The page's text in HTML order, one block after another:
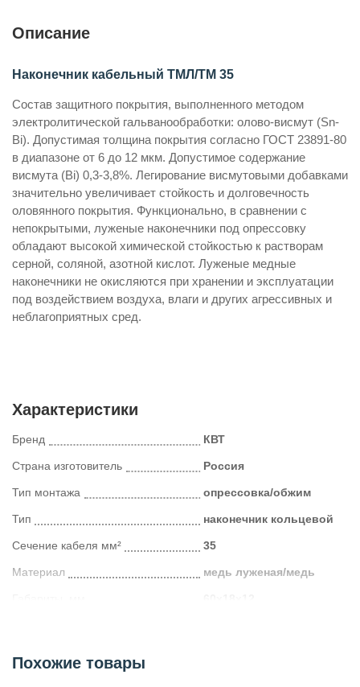
Описание
Наконечник кабельный ТМЛ/ТМ 35
Состав защитного покрытия, выполненного методом
электролитической гальванообработки: олово-висмут (Sn-
Bi). Допустимая толщина покрытия согласно ГОСТ 23891-80
в диапазоне от 6 до 12 мкм. Допустимое содержание
висмута (Bi) 0,3-3,8%. Легирование висмутовыми добавками
значительно увеличивает стойкость и долговечность
оловянного покрытия. Функционально, в сравнении с
непокрытыми, луженые наконечники под опрессовку
обладают высокой химической стойкостью к растворам
серной, соляной, азотной кислот. Луженые медные
наконечники не окисляются при хранении и эксплуатации
под воздействием воздуха, влаги и других агрессивных и
неблагоприятных сред.
Характеристики
Бренд КВТ
Страна изготовитель Россия
Тип монтажа опрессовка/обжим
Тип наконечник кольцевой
Сечение кабеля мм² 35
Материал медь луженая/медь
Похожие товары